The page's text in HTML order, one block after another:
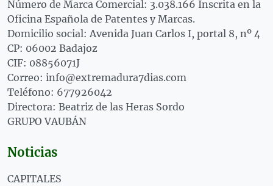
Número de Marca Comercial: 3.038.166 Inscrita en la
Oficina Española de Patentes y Marcas.
Domicilio social: Avenida Juan Carlos I, portal 8, nº 4
CP: 06002 Badajoz
CIF: 08856071J
Correo: info@extremadura7dias.com
Teléfono: 677926042
Directora: Beatriz de las Heras Sordo
GRUPO VAUBÁN
Noticias
CAPITALES